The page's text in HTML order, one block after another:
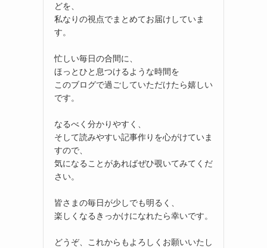
どを、
私なりの視点でまとめてお届けしていま
す。
忙しい毎日の合間に、
ほっとひと息つけるような時間を
このブログで過ごしていただけたら嬉しい
です。
なるべく分かりやすく、
そして読みやすい記事作りを心がけていま
すので、
気になることがあればぜひ覗いてみてくだ
さい。
皆さまの毎日が少しでも明るく、
楽しくなるきっかけになれたら幸いです。
どうぞ、これからもよろしくお願いいたし